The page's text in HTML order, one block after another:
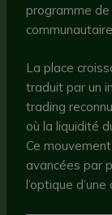
programme
La place
traduit par un
trading
où la liquidité
Ce
avancées par
l’optique